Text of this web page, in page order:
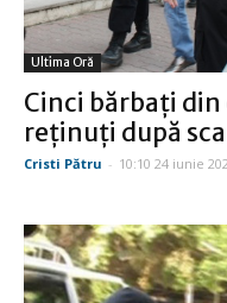
Ultima Oră
Cinci bărbaţi
reţinuţi după
Cristi Pătru - 10:10 24 iunie